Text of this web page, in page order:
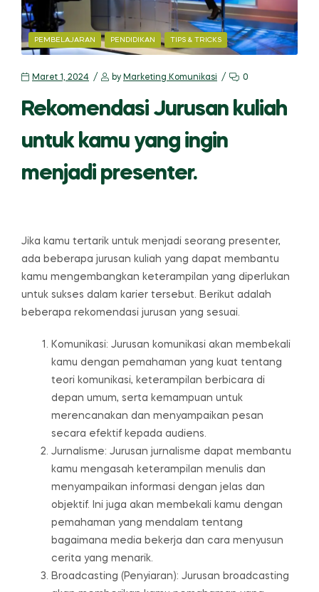
CATEGORIES
PEMBELAJARAN PENDIDIKAN TIPS & TRICKS
Maret 1, 2024 by Marketing Komunikasi 0
Rekomendasi Jurusan kuliah
untuk kamu yang ingin
menjadi presenter.
Jika kamu tertarik untuk menjadi seorang presenter,
ada beberapa jurusan kuliah yang dapat membantu
kamu mengembangkan keterampilan yang diperlukan
untuk sukses dalam karier tersebut. Berikut adalah
beberapa rekomendasi jurusan yang sesuai.
Komunikasi: Jurusan komunikasi akan membekali
kamu dengan pemahaman yang kuat tentang
teori komunikasi, keterampilan berbicara di
depan umum, serta kemampuan untuk
merencanakan dan menyampaikan pesan
secara efektif kepada audiens.
Jurnalisme: Jurusan jurnalisme dapat membantu
kamu mengasah keterampilan menulis dan
menyampaikan informasi dengan jelas dan
objektif. Ini juga akan membekali kamu dengan
pemahaman yang mendalam tentang
bagaimana media bekerja dan cara menyusun
cerita yang menarik.
Broadcasting (Penyiaran): Jurusan broadcasting